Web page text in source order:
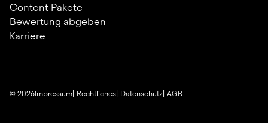
Content Pakete
Bewertung abgeben
Karriere
©2026Impressum Rechtliches Datenschutz AGB